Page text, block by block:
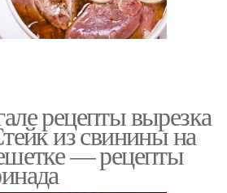
рецепты вырезка
из свинины на
— рецепты